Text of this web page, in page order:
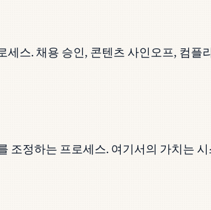
스. 채용 승인, 콘텐츠 사인오프, 컴
조정하는 프로세스. 여기서의 가치는